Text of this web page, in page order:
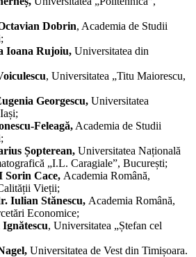
Dobrin, Academia de Studii
Ioana Rujoiu, Universitatea din
, Universitatea „Titu Maiorescu,
Georgescu, Universitatea
Feleagă, Academia de Studii
Șopterean, Universitatea Națională
„I.L. Caragiale”, București;
Sorin Cace, Academia Română,
Vieții;
Iulian Stănescu, Academia Română,
Economice;
, Universitatea „Ștefan cel
Universitatea de Vest din Timișoara.